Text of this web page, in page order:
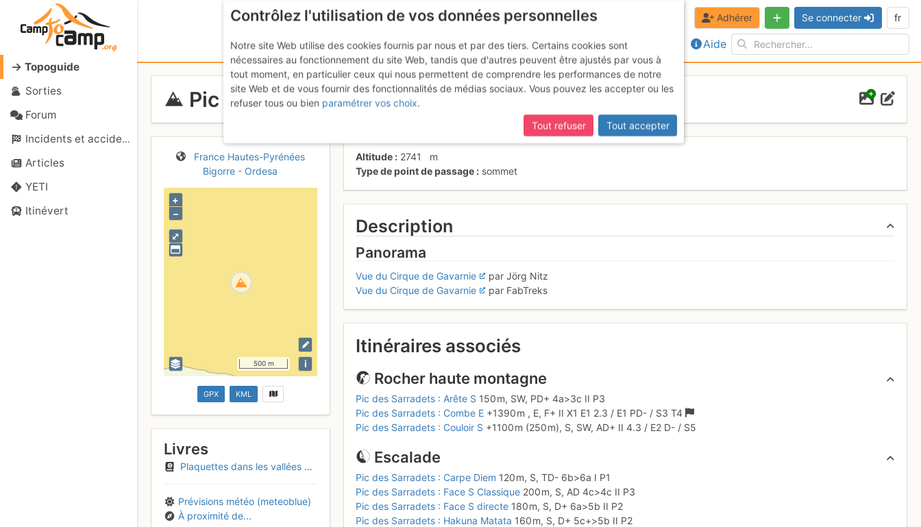
Topoguide
Sorties
Forum
Incidents et accidents
Articles
YETI
Itinévert
Aide
Adhérer Se connecter fr
Pic des Sarradets
France Hautes-Pyrénées
Bigorre - Ordesa
⤢
+
–
500 m i
GPX KML
Livres
Plaquettes dans les vallées des Gaves
Prévisions météo (meteoblue)
À proximité de...
Altitude 2741
m
Type de point de passage
sommet
Description
Panorama
Vue du Cirque de Gavarnie
par Jörg Nitz
Vue du Cirque de Gavarnie
par FabTreks
Itinéraires associés
Rocher haute montagne
Pic des Sarradets : Arête S 150 m, SW, PD+4a>3c II P3
Pic des Sarradets : Combe E +1390 m , E, F+ IIX1 E1 2.3 / E1 PD- / S3T4
Pic des Sarradets : Couloir S +1100 m (250 m), S, SW, AD+ II4.3 / E2 D- / S5
Escalade
Pic des Sarradets : Carpe Diem 120 m, S,TD- 6b>6a I P1
Pic des Sarradets : Face S Classique 200 m, S, AD4c>4c II P3
Pic des Sarradets : Face S directe 180 m, S, D+ 6a>5b II P2
Pic des Sarradets : Hakuna Matata 160 m, S, D+ 5c+>5b II P2
Contrôlez l'utilisation de vos données personnelles
Notre site Web utilise des cookies fournis par nous et par des tiers. Certains cookies sont
nécessaires au fonctionnement du site Web, tandis que d'autres peuvent être ajustés par vous à
tout moment, en particulier ceux qui nous permettent de comprendre les performances de notre
site Web et de vous fournir des fonctionnalités de médias sociaux. Vous pouvez les accepter ou les
refuser tous ou bien paramétrer vos choix.
Tout refuser
Tout accepter